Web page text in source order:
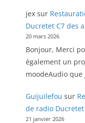
jexsur
Ducretet C7 des
20 mars 2026
Bonjour, Merci
également un
moodeAudio que
Guijuilefou sur
de radio
21 janvier 2026